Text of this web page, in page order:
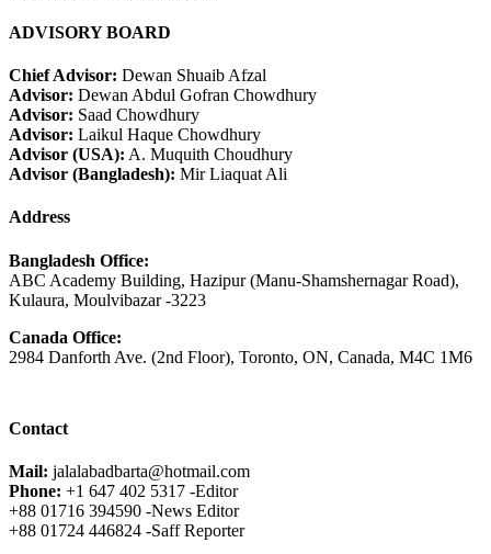
ADVISORY BOARD
Chief Advisor: Dewan Shuaib Afzal
Advisor: Dewan Abdul Gofran Chowdhury
Advisor: Saad Chowdhury
Advisor: Laikul Haque Chowdhury
Advisor (USA): A. Muquith Choudhury
Advisor (Bangladesh): Mir Liaquat Ali
Address
Bangladesh Office:
ABC Academy Building, Hazipur (Manu-Shamshernagar Road),
Kulaura, Moulvibazar -3223
Canada Office:
2984 Danforth Ave. (2nd Floor), Toronto, ON, Canada, M4C 1M6
Contact
Mail: jalalabadbarta@hotmail.com
Phone: +1 647 402 5317 -Editor
+88 01716 394590 -News Editor
+88 01724 446824 -Saff Reporter